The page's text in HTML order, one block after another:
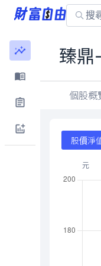
臻鼎
個股概
股價淨